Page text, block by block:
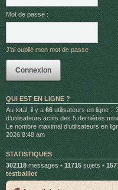
Mot de passe :
J’ai oublié mon mot de passe
QUI EST EN LIGNE ?
Au total, il y a 66 utilisateurs en ligne ::
d’utilisateurs actifs des 5 dernières
Le nombre maximal d’utilisateurs en
2026 8:48 am
STATISTIQUES
302118 messages • 11715 sujets •
testbaillot